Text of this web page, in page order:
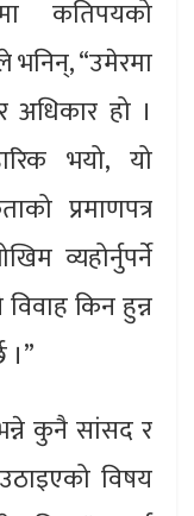
कतिपयको
“उमेरमा
अधिकार हो ।
भयो, यो
प्रमाणपत्र
व्यहोर्नुपर्ने
किन हुन्न
।”
कुनै सांसद र
विषय